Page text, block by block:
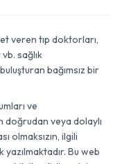
veren tıp doktorları,
sağlık
bağımsız bir
ve
veya dolaylı
olmaksızın, ilgili
Bu web